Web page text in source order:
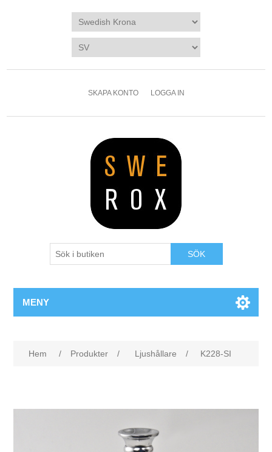
SKAPA KONTO LOGGA IN
SÖK
MENY
Hem / Produkter / Ljushållare / K228-SI